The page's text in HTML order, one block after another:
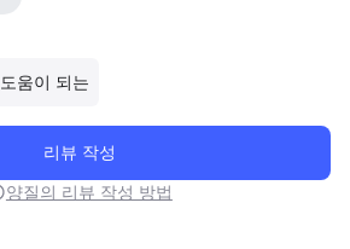
도움이 되는
리뷰 작성
양질의 리뷰 작성 방법